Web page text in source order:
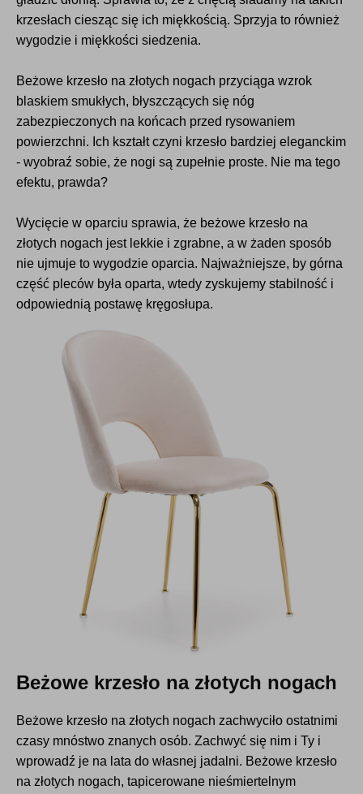
krzesłach ciesząc się ich miękkością. Sprzyja to również
wygodzie i miękkości siedzenia.
Beżowe krzesło na złotych nogach przyciąga wzrok
blaskiem smukłych, błyszczących się nóg
zabezpieczonych na końcach przed rysowaniem
powierzchni. Ich kształt czyni krzesło bardziej eleganckim
- wyobraź sobie, że nogi są zupełnie proste. Nie ma tego
efektu, prawda?
Wycięcie w oparciu sprawia, że beżowe krzesło na
złotych nogach jest lekkie i zgrabne, a w żaden sposób
nie ujmuje to wygodzie oparcia. Najważniejsze, by górna
część pleców była oparta, wtedy zyskujemy stabilność i
odpowiednią postawę kręgosłupa.
Beżowe krzesło na złotych nogach
Beżowe krzesło na złotych nogach zachwyciło ostatnimi
czasy mnóstwo znanych osób. Zachwyć się nim i Ty i
wprowadź je na lata do własnej jadalni. Beżowe krzesło
na złotych nogach, tapicerowane nieśmiertelnym